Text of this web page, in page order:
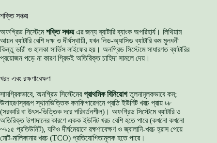
শক্তি সঞ্চয়
অফগ্রিড সিস্টেমেশক্তি সঞ্চয়এর জন্য ব্যাটারি ব্যাংক অপরিহার্য। লিথিয়াম
আয়ন ব্যাটারি বেশি দক্ষ ও দীর্ঘস্থায়ী, যখন লিড-অ্যাসিড ব্যাটারি কম মূলধনী
কিন্তু ভারী ও হালকা সার্ভিস লাইফের হয়। অনগ্রিড সিস্টেমে সাধারণত ব্যাটারির
প্রয়োজন পড়ে না কারণ গ্রিডই অতিরিক্ত চাহিদা সামলে দেয়।
খরচ এবং রক্ষণাবেক্ষণ
সামগ্রিকভাবে, অনগ্রিড সিস্টেমেরপ্রাথমিক বিনিয়োগতুলনামূলকভাবে কম;
উদাহরণস্বরূপ স্থানভিত্তিক কনফিগারেশনে প্রতি ইউনিট খরচ প্রায় ৳৮
(সরকারি বা উৎস-ভিত্তিক দরে পরিবর্তনশীল)। অফগ্রিড সিস্টেমে ব্যাটারি ও
অতিরিক্ত উপাদানের কারণে একক ইউনিট খরচ বেশি হতে পারে (কখনো কখনো
~৳১৫ প্রতিউনিট), যদিও দীর্ঘমেয়াদে রক্ষণাবেক্ষণ ও জ্বালানি-খরচ হ্রাস পেয়ে
মোট-মালিকানার খরচ (TCO) প্রতিযোগিতামূলক হতে পারে।